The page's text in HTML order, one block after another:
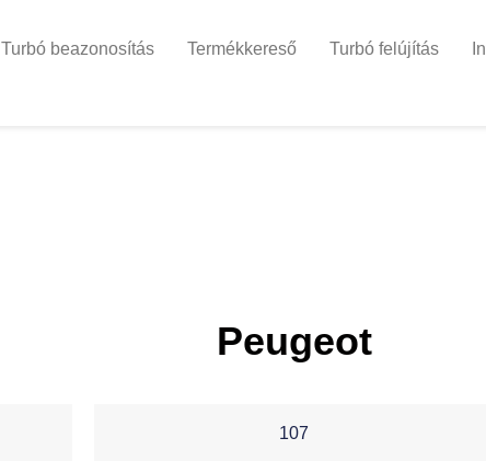
Turbó beazonosítás Termékkereső Turbó felújítás
Peugeot
107